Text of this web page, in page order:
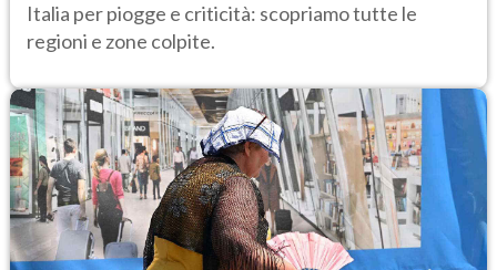
Italia per piogge e criticità: scopriamo tutte le
regioni e zone colpite.